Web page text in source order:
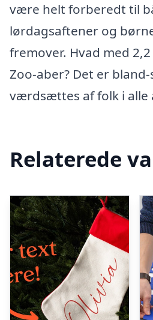
være helt forberedt til
lørdagsaftener og
fremover. Hvad med
Zoo-aber? Det er
værdsættes af folk i alle
Relaterede